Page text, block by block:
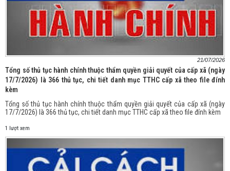
21/07/2026
Tổng số thủ tục hành chính thuộc thẩm quyền giải quyết của cấp xã (ngày
17/7/2026) là 366 thủ tục, chi tiết danh mục TTHC cấp xã theo file đính
kèm
Tổng số thủ tục hành chính thuộc thẩm quyền giải quyết của cấp xã (ngày
17/7/2026) là 366 thủ tục, chi tiết danh mục TTHC cấp xã theo file đính kèm
1 lượt xem